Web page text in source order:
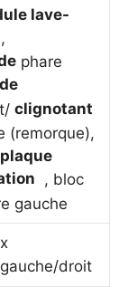
lave-
phare
clignotant
(remorque),
, bloc
gauche
droit